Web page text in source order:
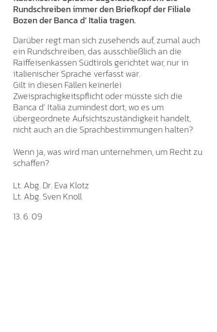
Rundschreiben immer den Briefkopf der Filiale
Bozen der Banca d’ Italia tragen.
Darüber regt man sich zusehends auf, zumal auch
ein Rundschreiben, das ausschließlich an die
Raiffeisenkassen Südtirols gerichtet war, nur in
italienischer Sprache verfasst war.
Gilt in diesen Fällen keinerlei
Zweisprachigkeitspflicht oder müsste sich die
Banca d’ Italia zumindest dort, wo es um
übergeordnete Aufsichtszuständigkeit handelt,
nicht auch an die Sprachbestimmungen halten?
Wenn ja, was wird man unternehmen, um Recht zu
schaffen?
Lt. Abg. Dr. Eva Klotz
Lt. Abg. Sven Knoll
13. 6. 09